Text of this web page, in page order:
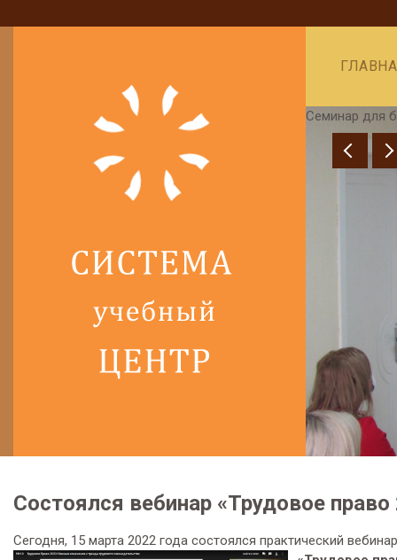
Семинар для
Состоялся вебинар «Трудовое право
Сегодня, 15 марта 2022 года состоялся практический